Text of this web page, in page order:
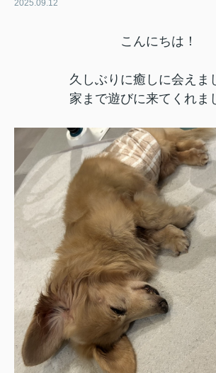
2025.09.12
こんにちは！
久しぶりに癒しに会えま
家まで遊びに来てくれま